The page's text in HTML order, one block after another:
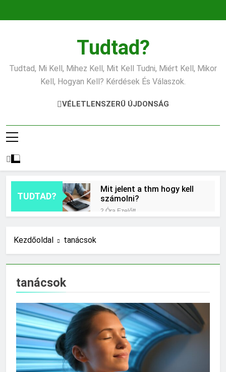
Tudtad?
Tudtad, Mi Kell, Mihez Kell, Mit Kell Tudni, Miért Kell, Mikor
Kell, Hogyan Kell? Kérdések És Válaszok.
VÉLETLENSZERŰ ÚJDONSÁG
TUDTAD?
Mit jelent a thm hogy kell
számolni?
2 Óra Ezelőtt
1 Nap Ezelőtt
Mit jelent a magas
CRP?
2 Nap Ezelőtt
Mikor kell tetőt
cserélni?
Kezdőoldal tanácsok
tanácsok